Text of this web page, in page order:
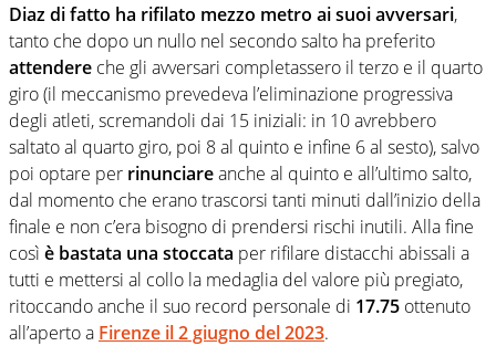
Diaz di fatto ha rifilato mezzo metro ai suoi avversari,
tanto che dopo un nullo nel secondo salto ha preferito
attendere che gli avversari completassero il terzo e il quarto
giro (il meccanismo prevedeva l’eliminazione progressiva
degli atleti, scremandoli dai 15 iniziali: in 10 avrebbero
saltato al quarto giro, poi 8 al quinto e infine 6 al sesto), salvo
poi optare per rinunciareanche al quinto e all’ultimo salto,
dal momento che erano trascorsi tanti minuti dall’inizio della
finale e non c’era bisogno di prendersi rischi inutili. Alla fine
così è bastata una stoccata per rifilare distacchi abissali a
tutti e mettersi al collo la medaglia del valore più pregiato,
ritoccando anche il suo record personale di 17.75 ottenuto
all’aperto a Firenze il 2 giugno del 2023.